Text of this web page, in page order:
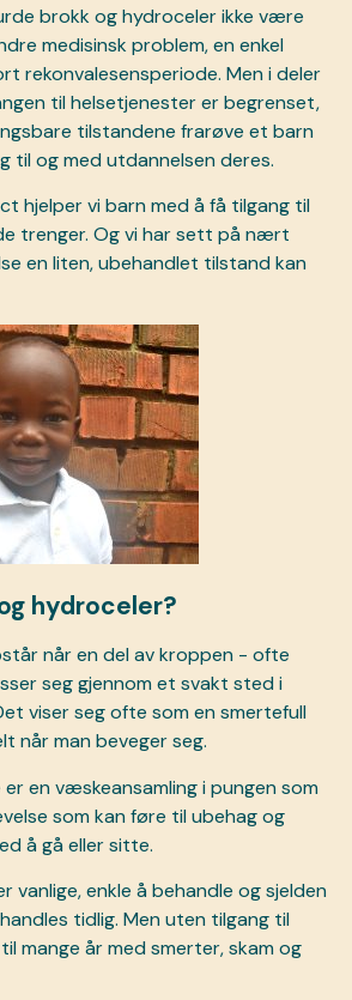
brokk og hydroceler ikke være
medisinsk problem, en enkel
rekonvalesensperiode. Men i deler
til helsetjenester er begrenset,
tilstandene frarøve et barn
til og med utdannelsen deres.
hjelper vi barn med å få tilgang til
trenger. Og vi har sett på nært
en liten, ubehandlet tilstand kan
hydroceler?
når en del av kroppen - ofte
seg gjennom et svakt sted i
viser seg ofte som en smertefull
når man beveger seg.
en væskeansamling i pungen som
som kan føre til ubehag og
å gå eller sitte.
vanlige, enkle å behandle og sjelden
tidlig. Men uten tilgang til
mange år med smerter, skam og